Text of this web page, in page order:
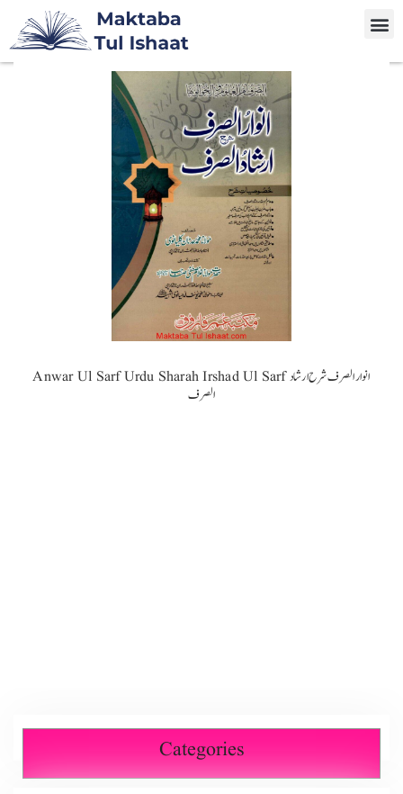
Anwar Ul Sarf Urdu Sharah Irshad Ul Sarf انوار الصرف شرح ارشاد
الصرف
Categories